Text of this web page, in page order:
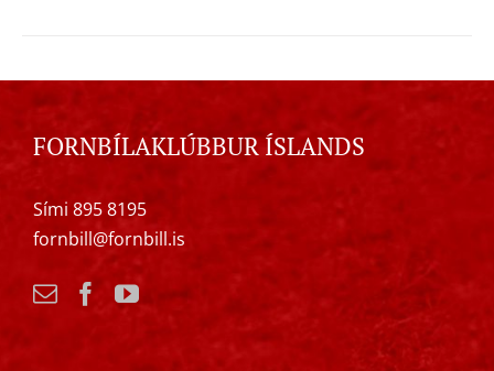
FORNBÍLAKLÚBBUR ÍSLANDS
Sími 895 8195
fornbill@fornbill.is